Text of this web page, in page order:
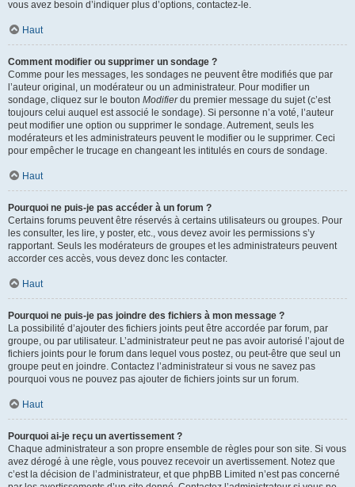
vous avez besoin d’indiquer plus d’options, contactez-le.
Haut
Comment modifier ou supprimer un sondage ?
Comme pour les messages, les sondages ne peuvent être modifiés que par
l’auteur original, un modérateur ou un administrateur. Pour modifier un
sondage, cliquez sur le bouton Modifierdu premier message du sujet (c’est
toujours celui auquel est associé le sondage). Si personne n’a voté, l’auteur
peut modifier une option ou supprimer le sondage. Autrement, seuls les
modérateurs et les administrateurs peuvent le modifier ou le supprimer. Ceci
pour empêcher le trucage en changeant les intitulés en cours de sondage.
Haut
Pourquoi ne puis-je pas accéder à un forum ?
Certains forums peuvent être réservés à certains utilisateurs ou groupes. Pour
les consulter, les lire, y poster, etc., vous devez avoir les permissions s’y
rapportant. Seuls les modérateurs de groupes et les administrateurs peuvent
accorder ces accès, vous devez donc les contacter.
Haut
Pourquoi ne puis-je pas joindre des fichiers à mon message ?
La possibilité d’ajouter des fichiers joints peut être accordée par forum, par
groupe, ou par utilisateur. L’administrateur peut ne pas avoir autorisé l’ajout de
fichiers joints pour le forum dans lequel vous postez, ou peut-être que seul un
groupe peut en joindre. Contactez l’administrateur si vous ne savez pas
pourquoi vous ne pouvez pas ajouter de fichiers joints sur un forum.
Haut
Pourquoi ai-je reçu un avertissement ?
Chaque administrateur a son propre ensemble de règles pour son site. Si vous
avez dérogé à une règle, vous pouvez recevoir un avertissement. Notez que
c’est la décision de l’administrateur, et que phpBB Limited n’est pas concerné